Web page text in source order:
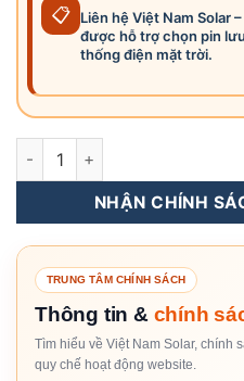
📋
Liên hệ Việt Nam Solar
được hỗ trợ chọn pin
thống điện mặt trời.
LUNA2000-7-S1 - Pin Lưu
NHẬN CHÍNH
TRUNG TÂM CHÍNH SÁCH
Thông tin & chính
Tìm hiểu về Việt Nam Solar, chính
quy chế hoạt động website.